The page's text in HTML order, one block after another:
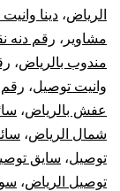
الرياض، دينا
مشاوير ، رقم دنه
مندوب بالرياض،
وانيت توصيل، رقم
عفش بالرياض،
شمال الرياض،
توصيل، سايق
توصيل الرياض،